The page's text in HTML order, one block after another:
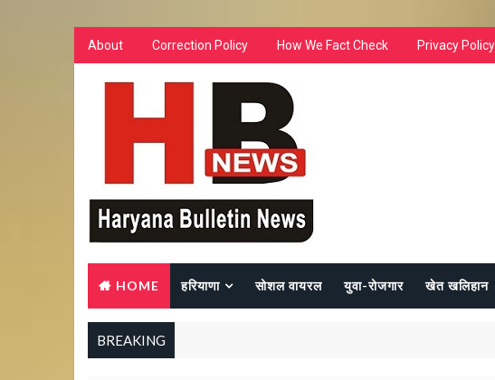
About Correction Policy How We Fact Check Privacy Policy
HOME हरियाणा सोशल वायरल युवा-रोजगार खेत खलिहान
BREAKING